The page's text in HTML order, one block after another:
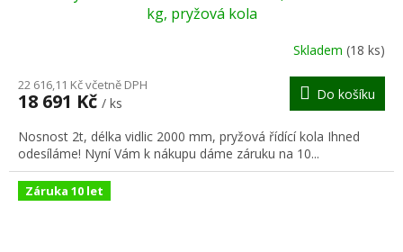
R
M
A
kg, pryžová kola
Skladem (18 ks)
22 616,11 Kč včetně DPH
18 691 Kč / ks
Do košíku
Nosnost 2t, délka vidlic 2000 mm, pryžová řídící kola Ihned
odesíláme! Nyní Vám k nákupu dáme záruku na 10...
Záruka 10 let